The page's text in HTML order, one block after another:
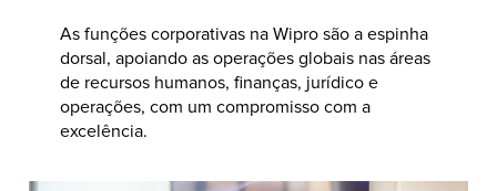
As funções corporativas na Wipro são a espinha
dorsal, apoiando as operações globais nas áreas
de recursos humanos, finanças, jurídico e
operações, com um compromisso com a
excelência.